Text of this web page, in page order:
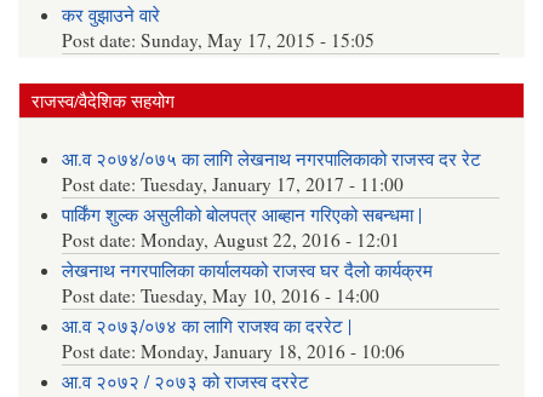
कर वुझाउने वारे
Post date:Sunday, May 17, 2015 - 15:05
राजस्व/वैदेशिक सहयोग
आ.व २०७४/०७५ का लागि लेखनाथ नगरपालिकाको राजस्व दर रेट
Post date:Tuesday, January 17, 2017 - 11:00
पार्किंग शुल्क असुलीको बोलपत्र आब्हान गरिएको सबन्धमा |
Post date:Monday, August 22, 2016 - 12:01
लेखनाथ नगरपालिका कार्यालयको राजस्व घर दैलो कार्यक्रम
Post date:Tuesday, May 10, 2016 - 14:00
आ.व २०७३/०७४ का लागि राजश्व का दररेट |
Post date:Monday, January 18, 2016 - 10:06
आ.व २०७२ / २०७३ को राजस्व दररेट